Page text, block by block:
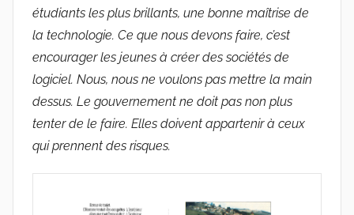
étudiants les plus brillants, une bonne maîtrise de
la technologie. Ce que nous devons faire, c’est
encourager les jeunes à créer des sociétés de
logiciel. Nous, nous ne voulons pas mettre la main
dessus. Le gouvernement ne doit pas non plus
tenter de le faire. Elles doivent appartenir à ceux
qui prennent des risques.